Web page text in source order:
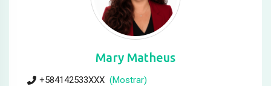
Mary Matheus
+584142533XXX (Mostrar)